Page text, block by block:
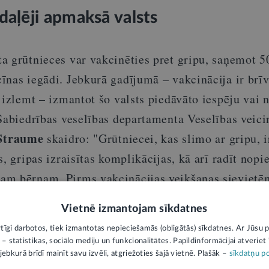
apmaksā valsts
grūtnieces var vakcinēties pret gripu, saņemot
iegādi. Jebkurā gadījumā – vakcinācija ir
– izmantot šo valsts piedāvāto iespēju vai
veselības departamenta Veselības
skaidro: "Grūtniecei, kas slimo ar gripu,
gripas izraisītas komplikācijas, kā arī radīt
bērnam. Pirms vakcinācijas veikšanas
Vietnē izmantojam sīkdatnes
darbotos, tiek izmantotas nepieciešamās (obligātās) sīkdatnes. Ar Jūsu
statistikas, sociālo mediju un funkcionalitātes. Papildinformācijai atveriet
brīdī mainīt savu izvēli, atgriežoties šajā vietnē. Plašāk – sīkdatņu